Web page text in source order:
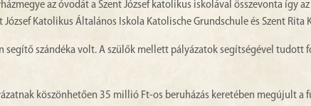
az óvodát a Szent József katolikus iskolával összevonta így
Katolikus Általános Iskola Katolische Grundschule és Szent Rita
segítő szándéka volt. A szülők mellett pályázatok segítségével tudott
köszönhetően 35 millió Ft-os beruházás keretében megújult a